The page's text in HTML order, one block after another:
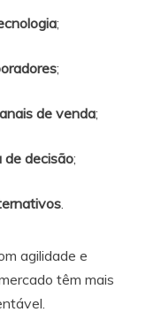
;
;
de venda;
de decisão;
agilidade e
têm mais